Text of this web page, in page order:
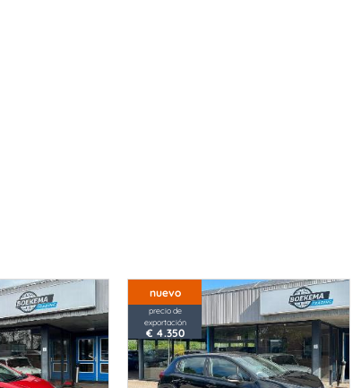
nuevo
precio de
exportación
€ 4.350